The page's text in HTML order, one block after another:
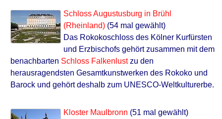
Schloss Augustusburg in Brühl
(Rheinland) (54 mal gewählt)
Das Rokokoschloss des Kölner Kurfürsten
und Erzbischofs gehört zusammen mit dem
benachbarten Schloss Falkenlustzu den
herausragendsten Gesamtkunstwerken des Rokoko und
Barock und gehört deshalb zum UNESCO-Weltkulturerbe.
Kloster Maulbronn (51 mal gewählt)